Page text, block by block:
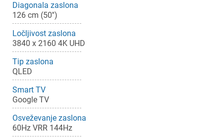
Diagonala zaslona
126 cm (50'')
Ločljivost zaslona
3840 x 2160 4K UHD
Tip zaslona
QLED
Smart TV
Google TV
Osveževanje zaslona
60Hz VRR 144Hz